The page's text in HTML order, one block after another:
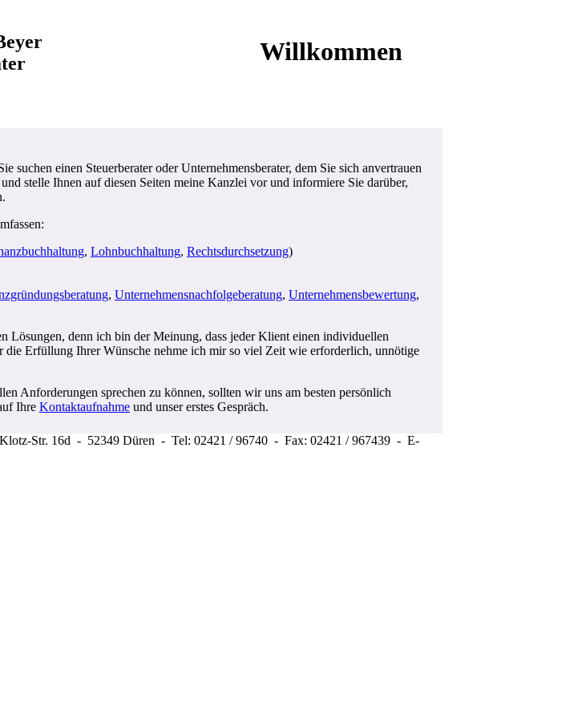
Willkommen
suchen einen Steuerberater oder Unternehmensberater, dem Sie sich anvertrauen
stelle Ihnen auf diesen Seiten meine Kanzlei vor und informiere Sie darüber,
, Lohnbuchhaltung, Rechtsdurchsetzung)
, Unternehmensnachfolgeberatung, Unternehmensbewertung,
Lösungen, denn ich bin der Meinung, dass jeder Klient einen individuellen
die Erfüllung Ihrer Wünsche nehme ich mir so viel Zeit wie erforderlich, unnötige
Anforderungen sprechen zu können, sollten wir uns am besten persönlich
Ihre Kontaktaufnahme und unser erstes Gespräch.
Str. 16d - 52349 Düren - Tel: 02421 / 96740 - Fax: 02421 / 967439 - E-